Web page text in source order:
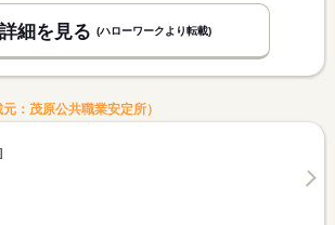
細を見る (ハローワークより転載)
：茂原公共職業安定所）